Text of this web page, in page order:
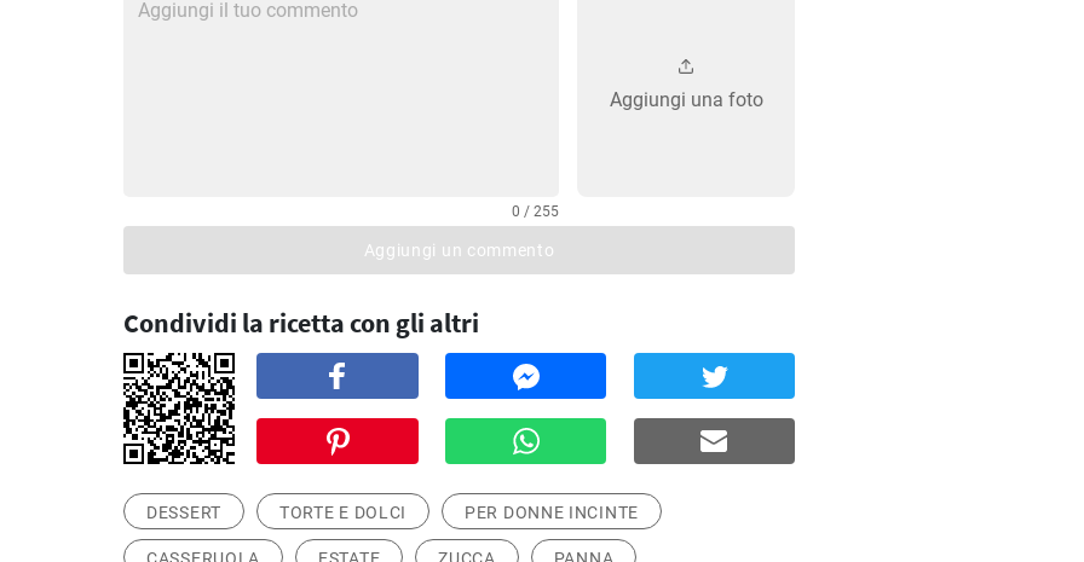
0 / 255
Aggiungi una foto
Aggiungi un commento
Condividi la ricetta con gli altri
DESSERT TORTE E DOLCI PER DONNE INCINTE